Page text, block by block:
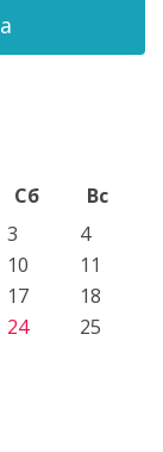
Сб
Вс
3
4
10
11
17
18
24
25